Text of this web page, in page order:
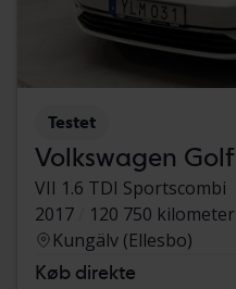
Testet
Volkswagen Golf
VII 1.6 TDI Sportscombi
2017
120 750 kilometer
Kungälv (Ellesbo)
Køb direkte